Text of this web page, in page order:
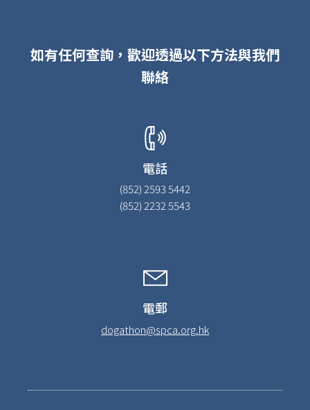
如有任何查詢，歡迎透過以下方法與我們
聯絡
電話
(852) 2593 5442
(852) 2232 5543
電郵
dogathon@spca.org.hk